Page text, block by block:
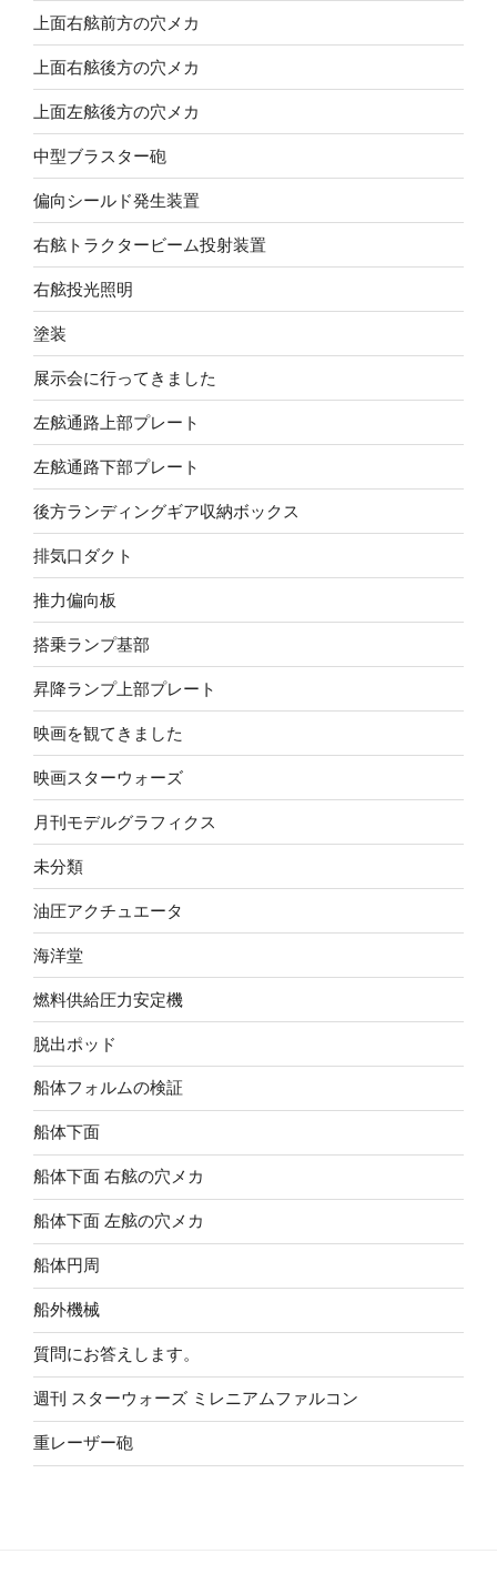
上面右舷前方の穴メカ
上面右舷後方の穴メカ
上面左舷後方の穴メカ
中型ブラスター砲
偏向シールド発生装置
右舷トラクタービーム投射装置
右舷投光照明
塗装
展示会に行ってきました
左舷通路上部プレート
左舷通路下部プレート
後方ランディングギア収納ボックス
排気口ダクト
推力偏向板
搭乗ランプ基部
昇降ランプ上部プレート
映画を観てきました
映画スターウォーズ
月刊モデルグラフィクス
未分類
油圧アクチュエータ
海洋堂
燃料供給圧力安定機
脱出ポッド
船体フォルムの検証
船体下面
船体下面 右舷の穴メカ
船体下面 左舷の穴メカ
船体円周
船外機械
質問にお答えします。
週刊 スターウォーズ ミレニアムファルコン
重レーザー砲